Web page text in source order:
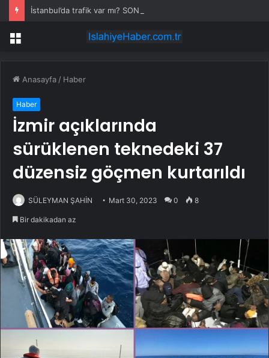
Menü
Anasayfa / Haber
Haber
İzmir açıklarında
sürüklenen teknedeki 37
düzensiz göçmen kurtarıldı
SÜLEYMAN ŞAHİN Mart 30, 2023 0 8
Bir dakikadan az